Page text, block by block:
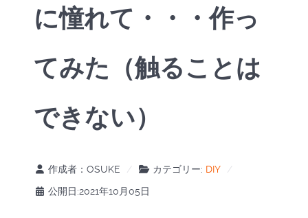
に憧れて・・・作っ
てみた（触ることは
できない）
作成者： OSUKE カテゴリー: DIY
公開日:2021年10月05日